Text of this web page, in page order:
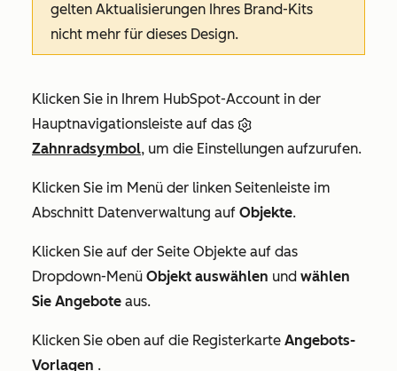
gelten Aktualisierungen Ihres Brand-Kits
nicht mehr für dieses Design.
Klicken Sie in Ihrem HubSpot-Account in der
Hauptnavigationsleiste auf das
Zahnradsymbol, um die Einstellungen aufzurufen.
Klicken Sie im Menü der linken Seitenleiste im
Abschnitt Datenverwaltung auf Objekte.
Klicken Sie auf der Seite Objekte auf das
Dropdown-Menü Objekt auswählen und wählen
Sie Angebote aus.
Klicken Sie oben auf die Registerkarte Angebots-
Vorlagen .